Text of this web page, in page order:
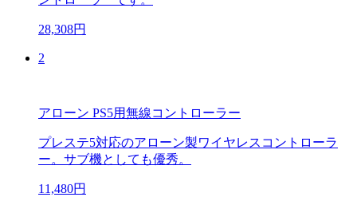
28,308円
2
アローン PS5用無線コントローラー
プレステ5対応のアローン製ワイヤレスコントローラ
ー。サブ機としても優秀。
11,480円